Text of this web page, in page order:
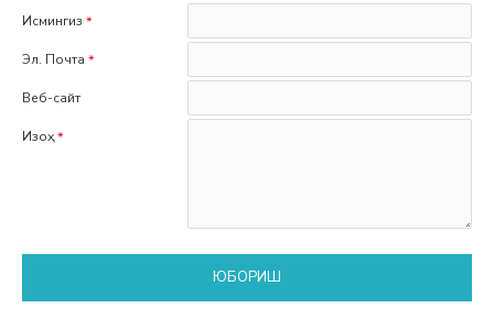
Исмингиз
Эл. Почта
Веб-сайт
Изоҳ
ЮБОРИШ